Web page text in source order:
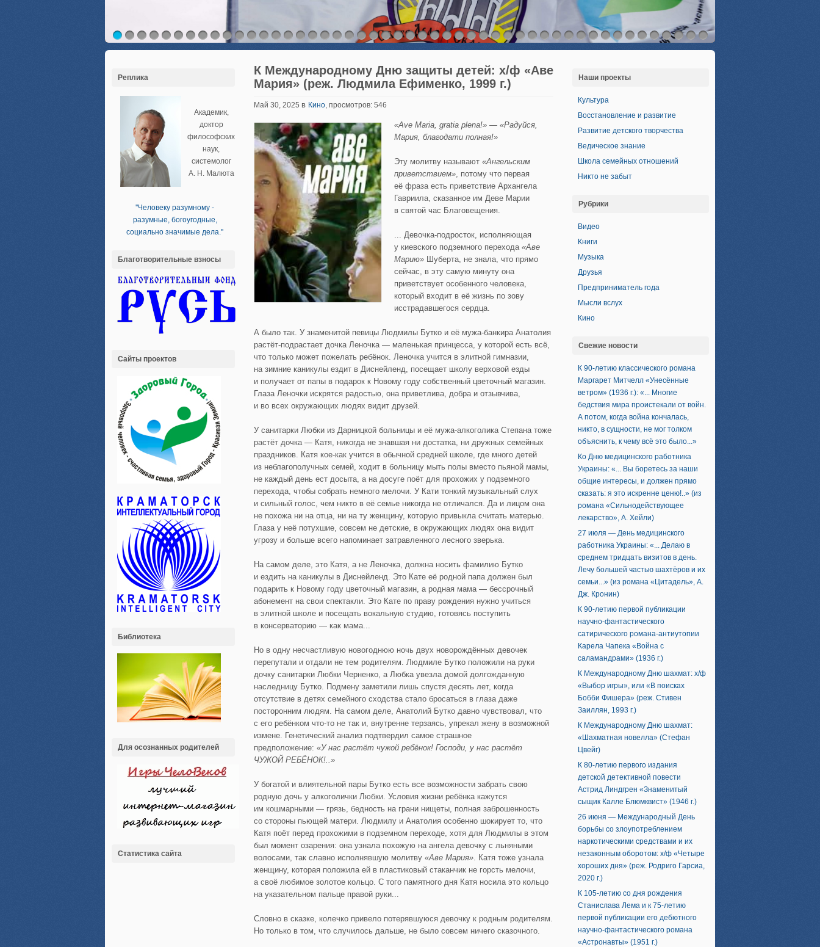
Реплика
Академик,
доктор
философских
наук,
системолог
А. Н. Малюта
''Человеку разумному -
разумные, богоугодные,
социально значимые дела.''
Благотворительные взносы
Сайты проектов
Библиотека
Для осознанных родителей
Статистика сайта
К Международному Дню защиты детей: х/ф «Аве
Мария» (реж. Людмила Ефименко, 1999 г.)
Май 30, 2025 в Кино, просмотров: 546
«Ave Maria, gratia plena!» — «Радуйся,
Мария, благодати полная!»
Эту молитву называют «Ангельским
приветствием», потому что первая
её фраза есть приветствие Архангела
Гавриила, сказанное им Деве Марии
в святой час Благовещения.
... Девочка-подросток, исполняющая
у киевского подземного перехода «Аве
Марию» Шуберта, не знала, что прямо
сейчас, в эту самую минуту она
приветствует особенного человека,
который входит в её жизнь по зову
исстрадавшегося сердца.
А было так. У знаменитой певицы Людмилы Бутко и её мужа-банкира Анатолия
растёт-подрастает дочка Леночка — маленькая принцесса, у которой есть всё,
что только может пожелать ребёнок. Леночка учится в элитной гимназии,
на зимние каникулы ездит в Диснейленд, посещает школу верховой езды
и получает от папы в подарок к Новому году собственный цветочный магазин.
Глаза Леночки искрятся радостью, она приветлива, добра и отзывчива,
и во всех окружающих людях видит друзей.
У санитарки Любки из Дарницкой больницы и её мужа-алкоголика Степана тоже
растёт дочка — Катя, никогда не знавшая ни достатка, ни дружных семейных
праздников. Катя кое-как учится в обычной средней школе, где много детей
из неблагополучных семей, ходит в больницу мыть полы вместо пьяной мамы,
не каждый день ест досыта, а на досуге поёт для прохожих у подземного
перехода, чтобы собрать немного мелочи. У Кати тонкий музыкальный слух
и сильный голос, чем никто в её семье никогда не отличался. Да и лицом она
не похожа ни на отца, ни на ту женщину, которую привыкла считать матерью.
Глаза у неё потухшие, совсем не детские, в окружающих людях она видит
угрозу и больше всего напоминает затравленного лесного зверька.
На самом деле, это Катя, а не Леночка, должна носить фамилию Бутко
и ездить на каникулы в Диснейленд. Это Кате её родной папа должен был
подарить к Новому году цветочный магазин, а родная мама — бессрочный
абонемент на свои спектакли. Это Кате по праву рождения нужно учиться
в элитной школе и посещать вокальную студию, готовясь поступить
в консерваторию — как мама...
Но в одну несчастливую новогоднюю ночь двух новорождённых девочек
перепутали и отдали не тем родителям. Людмиле Бутко положили на руки
дочку санитарки Любки Черненко, а Любка увезла домой долгожданную
наследницу Бутко. Подмену заметили лишь спустя десять лет, когда
отсутствие в детях семейного сходства стало бросаться в глаза даже
посторонним людям. На самом деле, Анатолий Бутко давно чувствовал, что
с его ребёнком что-то не так и, внутренне терзаясь, упрекал жену в возможной
измене. Генетический анализ подтвердил самое страшное
предположение: «У нас растёт чужой ребёнок! Господи, у нас растёт
ЧУЖОЙ РЕБЁНОК!..»
У богатой и влиятельной пары Бутко есть все возможности забрать свою
родную дочь у алкоголички Любки. Условия жизни ребёнка кажутся
им кошмарными — грязь, бедность на грани нищеты, полная заброшенность
со стороны пьющей матери. Людмилу и Анатолия особенно шокирует то, что
Катя поёт перед прохожими в подземном переходе, хотя для Людмилы в этом
был момент озарения: она узнала похожую на ангела девочку с льняными
волосами, так славно исполнявшую молитву «Аве Мария». Катя тоже узнала
женщину, которая положила ей в пластиковый стаканчик не горсть мелочи,
а своё любимое золотое кольцо. С того памятного дня Катя носила это кольцо
на указательном пальце правой руки...
Словно в сказке, колечко привело потерявшуюся девочку к родным родителям.
Но только в том, что случилось дальше, не было совсем ничего сказочного.
Наши проекты
Культура
Восстановление и развитие
Развитие детского творчества
Ведическое знание
Школа семейных отношений
Никто не забыт
Рубрики
Видео
Книги
Музыка
Друзья
Предприниматель года
Мысли вслух
Кино
Свежие новости
К 90-летию классического романа
Маргарет Митчелл «Унесённые
ветром» (1936 г.): «... Многие
бедствия мира проистекали от войн.
А потом, когда война кончалась,
никто, в сущности, не мог толком
объяснить, к чему всё это было...»
Ко Дню медицинского работника
Украины: «... Вы боретесь за наши
общие интересы, и должен прямо
сказать: я это искренне ценю!..» (из
романа «Сильнодействующее
лекарство», А. Хейли)
27 июля — День медицинского
работника Украины: «... Делаю в
среднем тридцать визитов в день.
Лечу большей частью шахтёров и их
семьи...» (из романа «Цитадель», А.
Дж. Кронин)
К 90-летию первой публикации
научно-фантастического
сатирического романа-антиутопии
Карела Чапека «Война с
саламандрами» (1936 г.)
К Международному Дню шахмат: х/ф
«Выбор игры», или «В поисках
Бобби Фишера» (реж. Стивен
Заиллян, 1993 г.)
К Международному Дню шахмат:
«Шахматная новелла» (Стефан
Цвейг)
К 80-летию первого издания
детской детективной повести
Астрид Линдгрен «Знаменитый
сыщик Калле Блюмквист» (1946 г.)
26 июня — Международный День
борьбы со злоупотреблением
наркотическими средствами и их
незаконным оборотом: х/ф «Четыре
хороших дня» (реж. Родриго Гарсиа,
2020 г.)
К 105-летию со дня рождения
Станислава Лема и к 75-летию
первой публикации его дебютного
научно-фантастического романа
«Астронавты» (1951 г.)